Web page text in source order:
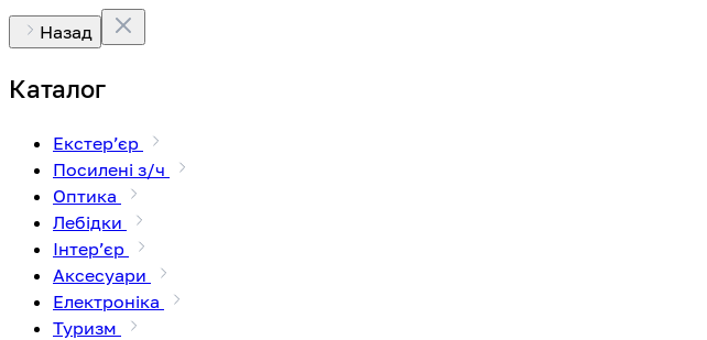
Назад
Каталог
Екстерʼєр
Посилені з/ч
Оптика
Лебідки
Інтерʼєр
Аксесуари
Електроніка
Туризм